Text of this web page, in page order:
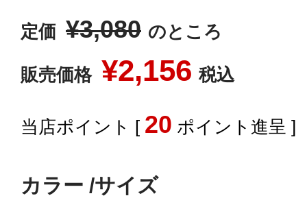
定価 ¥3,080 のところ
販売価格 ¥2,156 税込
[ 20 ポイント進呈 ]
カラー サイズ